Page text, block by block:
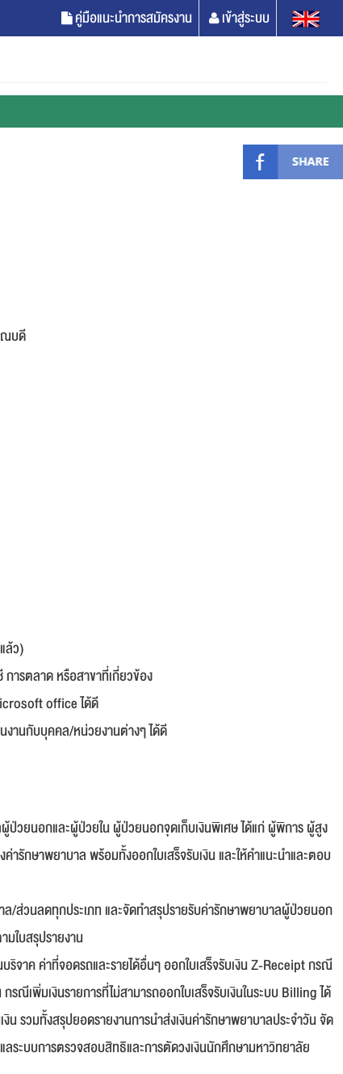
คู่มือแนะนำการสมัครงาน เข้าสู่ระบบ
ณบดี
ล้ว)
รตลาด หรือสาขาที่เกี่ยวข้อง
office ได้ดี
งานกับบุคคล/หน่วยงานต่างๆ ได้ดี
ป่วยนอกและผู้ป่วยใน ผู้ป่วยนอกจุดเก็บเงินพิเศษ ได้แก่ ผู้พิการ ผู้สูง
รักษาพยาบาล พร้อมทั้งออกใบเสร็จรับเงิน และให้คำแนะนำและตอบ
ล/ส่วนลดทุกประเภท และจัดทำสรุปรายรับค่ารักษาพยาบาลผู้ป่วยนอก
มใบสรุปรายงาน
บริจาค ค่าที่จอดรถและรายได้อื่นๆ ออกใบเสร็จรับเงิน Z-Receipt กรณี
รณีเพิ่มเงินรายการที่ไม่สามารถออกใบเสร็จรับเงินในระบบ Billing ได้
งิน รวมทั้งสรุปยอดรายงานการนำส่งเงินค่ารักษาพยาบาลประจำวัน จัด
ลระบบการตรวจสอบสิทธิและการตัดวงเงินนักศึกษามหาวิทยาลัย